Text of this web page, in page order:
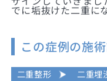
でに垢抜けた二重に
この症例の施
二重整形 二重埋